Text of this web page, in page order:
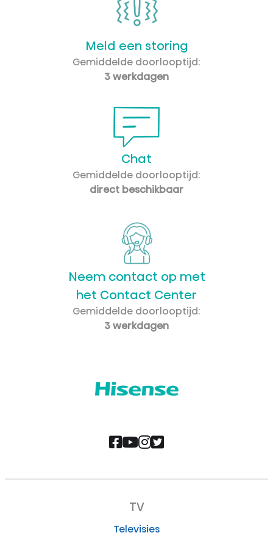
Meld een storing
Gemiddelde doorlooptijd:
3 werkdagen
Chat
Gemiddelde doorlooptijd:
direct beschikbaar
Neem contact op met
het Contact Center
Gemiddelde doorlooptijd:
3 werkdagen
TV
Televisies